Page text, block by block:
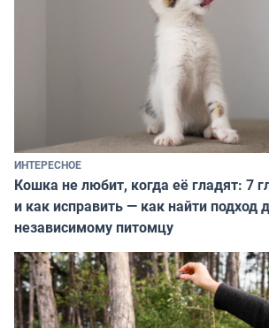
ИНТЕРЕСНОЕ
Кошка не любит, когда её гладят: 7
и как исправить — как найти
независимому питомцу